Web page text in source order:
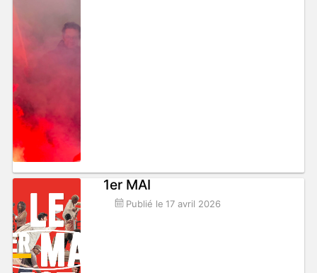
1er MAI
Publié le 17 avril 2026